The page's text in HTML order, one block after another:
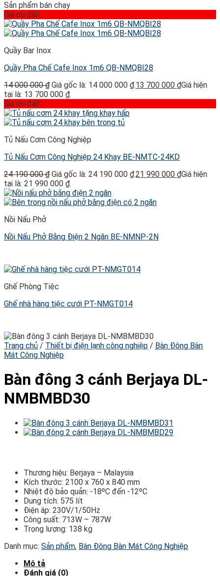
Sản phẩm bán chạy
Giá ưu đãi!
Quầy Bar Inox
Quầy Pha Chế Cafe Inox 1m6 QB-NMQBI28
14 000 000₫ Giá gốc là: 14 000 000 ₫.13 700 000 ₫Giá hiện
tại là: 13 700 000 ₫.
Giá ưu đãi!
Tủ Nấu Cơm Công Nghiệp
Tủ Nấu Cơm Công Nghiệp 24 Khay BE-NMTC-24KD
24 190 000₫ Giá gốc là: 24 190 000 ₫.21 990 000 ₫Giá hiện
tại là: 21 990 000 ₫.
Nồi Nấu Phở
Nồi Nấu Phở Bằng Điện 2 Ngăn BE-NMNP-2N
Ghế Phòng Tiệc
Ghế nhà hàng tiệc cưới PT-NMGT014
Trang chủ / Thiết bị điện lạnh công nghiệp / Bàn Đông Bàn
Mát Công Nghiệp
Bàn đông 3 cánh Berjaya DL-
NMBMBD30
Thương hiệu: Berjaya – Malaysia
Kích thước: 2100 x 760 x 840 mm
Nhiệt độ bảo quản: -18ºC đến -12ºC
Dung tích: 575 lít
Điện áp: 230V/1/50Hz
Công suất: 713W – 787W
Trọng lượng: 138 kg
Danh mục: Sản phẩm, Bàn Đông Bàn Mát Công Nghiệp
Mô tả
Đánh giá (0)